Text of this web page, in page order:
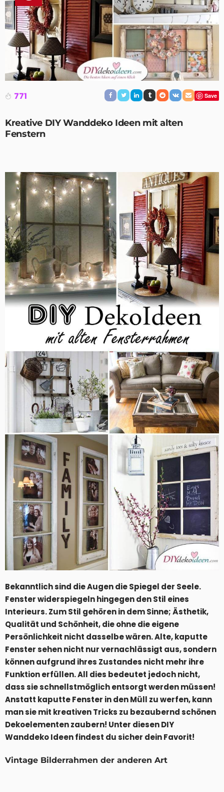
771 Save
Kreative DIY Wanddeko Ideen mit alten
Fenstern
Bekanntlich sind die Augen die Spiegel der Seele.
Fenster widerspiegeln hingegen den Stil eines
Interieurs. Zum Stil gehören in dem Sinne; Ästhetik,
Qualität und Schönheit, die ohne die eigene
Persönlichkeit nicht dasselbe wären. Alte, kaputte
Fenster sehen nicht nur vernachlässigt aus, sondern
können aufgrund ihres Zustandes nicht mehr ihre
Funktion erfüllen. All dies bedeutet jedoch nicht,
dass sie schnellstmöglich entsorgt werden müssen!
Anstatt kaputte Fenster in den Müll zu werfen, kann
man sie mit kreativen Tricks zu bezaubernd schönen
Dekoelementen zaubern! Unter diesen DIY
Wanddeko Ideen findest du sicher dein Favorit!
Vintage Bilderrahmen der anderen Art